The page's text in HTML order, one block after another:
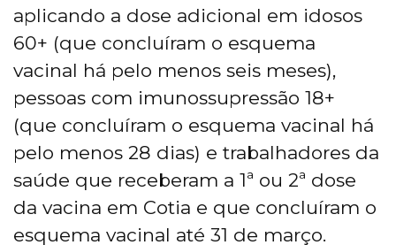
aplicando a dose adicional em idosos
60+ (que concluíram o esquema
vacinal há pelo menos seis meses),
pessoas com imunossupressão 18+
(que concluíram o esquema vacinal há
pelo menos 28 dias) e trabalhadores da
saúde que receberam a 1ª ou 2ª dose
da vacina em Cotia e que concluíram o
esquema vacinal até 31 de março.